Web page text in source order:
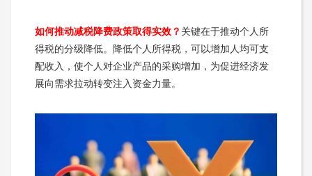
如何推动减税降费政策取得实效？ 关键在于推动个人所
得税的分级降低。降低个人所得税，可以增加人均可支
配收入，使个人对企业产品的采购增加，为促进经济发
展向需求拉动转变注入资金力量。